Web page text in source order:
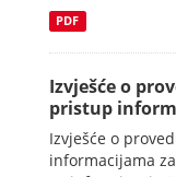
PDF
Izvješće o
pristup
Izvješće o
informacijama